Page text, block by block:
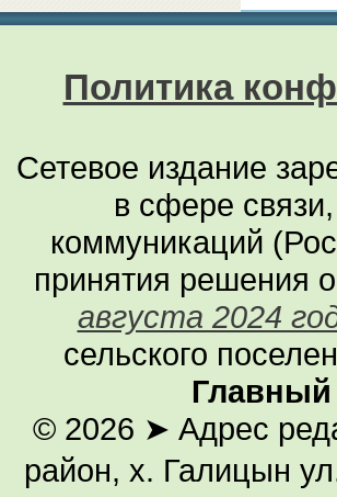
Политика
Сетевое издание
в сфере
коммуникаций
принятия решения
августа 2024
сельского
Главный
© 2026 ➤ Адрес
район, х. Галицын